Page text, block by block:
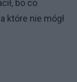
bo co
które nie mógł